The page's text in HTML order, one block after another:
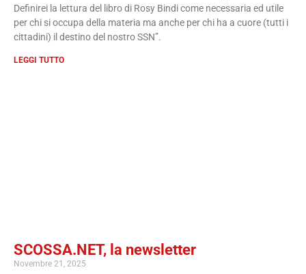
Definirei la lettura del libro di Rosy Bindi come necessaria ed utile
per chi si occupa della materia ma anche per chi ha a cuore (tutti i
cittadini) il destino del nostro SSN”.
LEGGI TUTTO
SCOSSA.NET, la newsletter
Novembre 21, 2025